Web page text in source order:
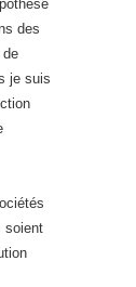
des
de
je suis
soient